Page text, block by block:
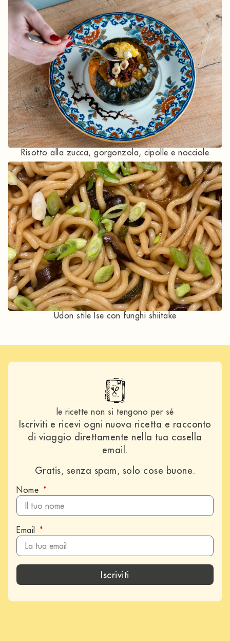
Risotto alla zucca, gorgonzola, cipolle e nocciole
Udon stile Ise con funghi shiitake
le ricette non si tengono per sé
Iscriviti e ricevi ogni nuova ricetta e racconto
di viaggio direttamente nella tua casella
email.
Gratis, senza spam, solo cose buone.
Nome
Email
Iscriviti